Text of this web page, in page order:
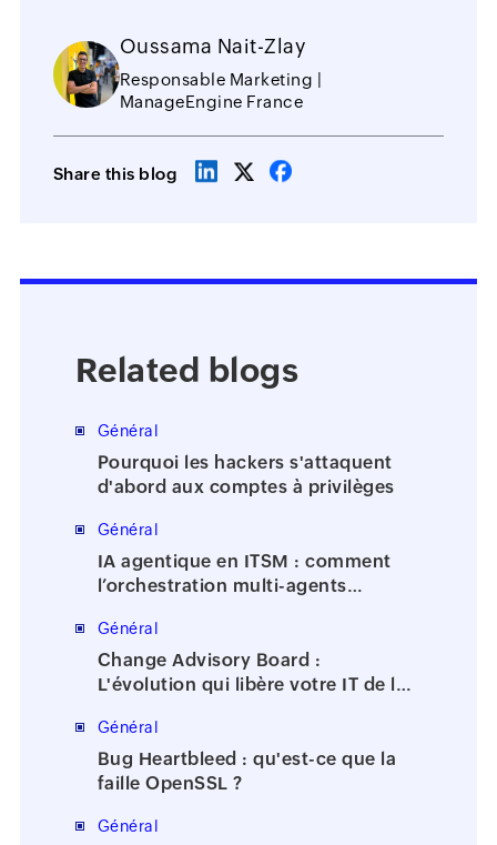
Oussama Nait-Zlay
Responsable Marketing |
ManageEngine France
Share this blog
Related blogs
Général
Pourquoi les hackers s'attaquent
d'abord aux comptes à privilèges
Général
IA agentique en ITSM : comment
l’orchestration multi-agents
Général
Change Advisory Board :
L'évolution qui libère votre IT de la
Général
Bug Heartbleed : qu'est-ce que la
faille OpenSSL ?
Général